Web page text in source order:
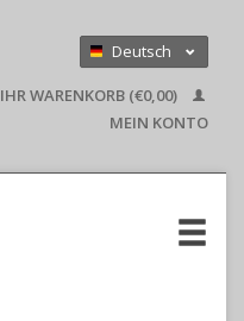
Deutsch
English
IHR WARENKORB (€0,00)
MEIN KONTO